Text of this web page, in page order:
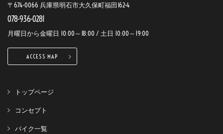
〒674-0066 兵庫県明石市大久保町福田162-4
078-936-0281
月曜日から金曜日 10:00～18:00 / 土日 10:00～19:00
ACCESS MAP
トップページ
コンセプト
バイク一覧